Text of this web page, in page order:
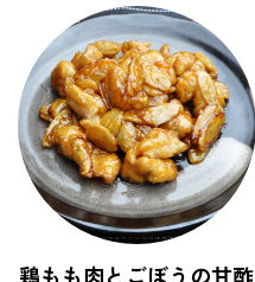
鶏もも肉とごぼうの甘酢